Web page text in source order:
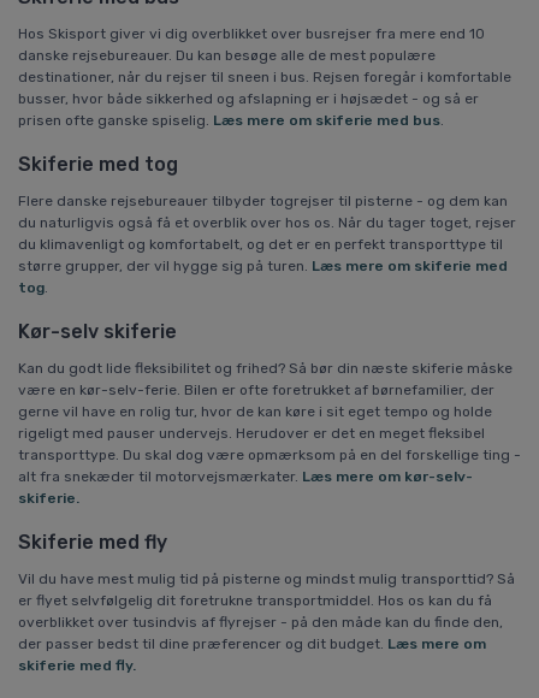
Hos Skisport giver vi dig overblikket over busrejser fra mere end 10
danske rejsebureauer. Du kan besøge alle de mest populære
destinationer, når du rejser til sneen i bus. Rejsen foregår i komfortable
busser, hvor både sikkerhed og afslapning er i højsædet - og så er
prisen ofte ganske spiselig. Læs mere om skiferie med bus.
Skiferie med tog
Flere danske rejsebureauer tilbyder togrejser til pisterne - og dem kan
du naturligvis også få et overblik over hos os. Når du tager toget, rejser
du klimavenligt og komfortabelt, og det er en perfekt transporttype til
større grupper, der vil hygge sig på turen. Læs mere om skiferie med
tog.
Kør-selv skiferie
Kan du godt lide fleksibilitet og frihed? Så bør din næste skiferie måske
være en kør-selv-ferie. Bilen er ofte foretrukket af børnefamilier, der
gerne vil have en rolig tur, hvor de kan køre i sit eget tempo og holde
rigeligt med pauser undervejs. Herudover er det en meget fleksibel
transporttype. Du skal dog være opmærksom på en del forskellige ting -
alt fra snekæder til motorvejsmærkater. Læs mere om kør-selv-
skiferie.
Skiferie med fly
Vil du have mest mulig tid på pisterne og mindst mulig transporttid? Så
er flyet selvfølgelig dit foretrukne transportmiddel. Hos os kan du få
overblikket over tusindvis af flyrejser - på den måde kan du finde den,
der passer bedst til dine præferencer og dit budget. Læs mere om
skiferie med fly.